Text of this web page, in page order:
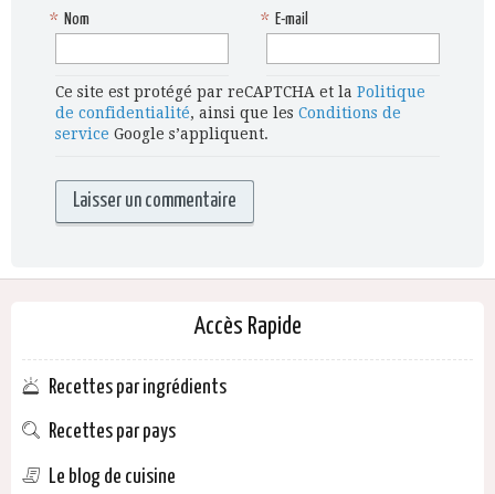
Nom
* E-mail
*
Ce site est protégé par reCAPTCHA et la Politique
de confidentialité, ainsi que les Conditions de
service Google s’appliquent.
Accès Rapide
Recettes par ingrédients
Recettes par pays
Le blog de cuisine